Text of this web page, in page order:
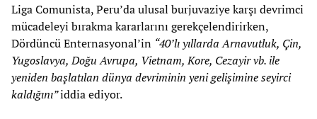
Liga Comunista, Peru’da ulusal burjuvaziye karşı devrimci
mücadeleyi bırakma kararlarını gerekçelendirirken,
Dördüncü Enternasyonal’in “40’lı yıllarda Arnavutluk, Çin,
Yugoslavya, Doğu Avrupa, Vietnam, Kore, Cezayir vb. ile
yeniden başlatılan dünya devriminin yeni gelişimine seyirci
kaldığını”iddia ediyor.